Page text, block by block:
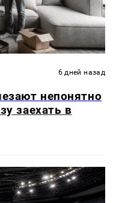
6 дней назад
непонятно
заехать в